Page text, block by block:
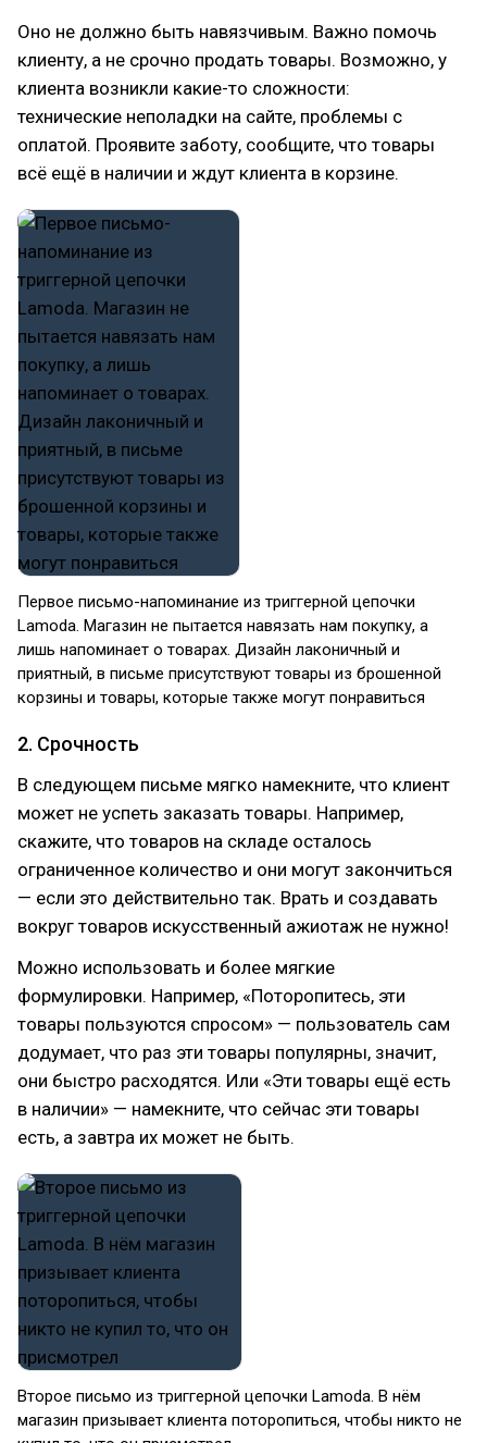
Оно не должно быть навязчивым. Важно помочь
клиенту, а не срочно продать товары. Возможно, у
клиента возникли какие-то сложности:
технические неполадки на сайте, проблемы с
оплатой. Проявите заботу, сообщите, что товары
всё ещё в наличии и ждут клиента в корзине.
Первое письмо-напоминание из триггерной цепочки
Lamoda. Магазин не пытается навязать нам покупку, а
лишь напоминает о товарах. Дизайн лаконичный и
приятный, в письме присутствуют товары из брошенной
корзины и товары, которые также могут понравиться
2. Срочность
В следующем письме мягко намекните, что клиент
может не успеть заказать товары. Например,
скажите, что товаров на складе осталось
ограниченное количество и они могут закончиться
— если это действительно так. Врать и создавать
вокруг товаров искусственный ажиотаж не нужно!
Можно использовать и более мягкие
формулировки. Например, «Поторопитесь, эти
товары пользуются спросом» — пользователь сам
додумает, что раз эти товары популярны, значит,
они быстро расходятся. Или «Эти товары ещё есть
в наличии» — намекните, что сейчас эти товары
есть, а завтра их может не быть.
Второе письмо из триггерной цепочки Lamoda. В нём
магазин призывает клиента поторопиться, чтобы никто не